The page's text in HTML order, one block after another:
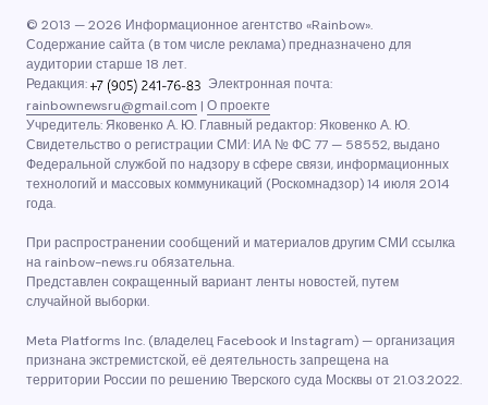
© 2013 — 2026 Информационное агентство «Rainbow».
Содержание сайта (в том числе реклама) предназначено для
аудитории старше 18 лет.
Редакция:
Электронная почта:
rainbownewsru@gmail.com | О проекте
Учредитель: Яковенко А. Ю. Главный редактор: Яковенко А. Ю.
Свидетельство о регистрации СМИ: ИА № ФС 77 — 58552, выдано
Федеральной службой по надзору в сфере связи, информационных
технологий и массовых коммуникаций (Роскомнадзор) 14 июля 2014
года.
При распространении сообщений и материалов другим СМИ ссылка
на rainbow-news.ru обязательна.
Представлен сокращенный вариант ленты новостей, путем
случайной выборки.
Meta Platforms Inc. (владелец Facebook и Instagram) — организация
признана экстремистской, её деятельность запрещена на
территории России по решению Тверского суда Москвы от 21.03.2022.